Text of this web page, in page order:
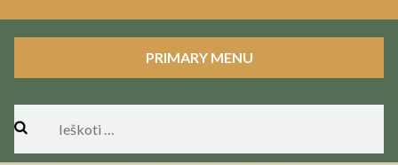
PRIMARY MENU
Ieškoti: